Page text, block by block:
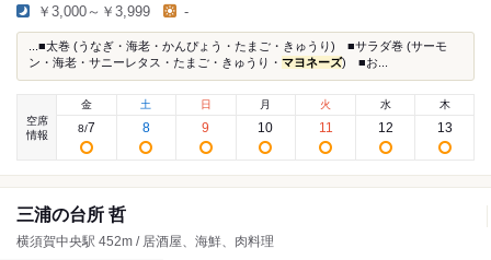
￥3,000～￥3,999 -
...■太巻 (うなぎ・海老・かんぴょう・たまご・きゅうり) ■サラダ巻 (サーモ
ン・海老・サニーレタス・たまご・きゅうり・ マヨネーズ) ■お...
空席
情報
金
8/7
土
8
日
9
月
10
火
11
水
12
木
13
三浦の台所 哲
横須賀中央駅 452m / 居酒屋、海鮮、肉料理